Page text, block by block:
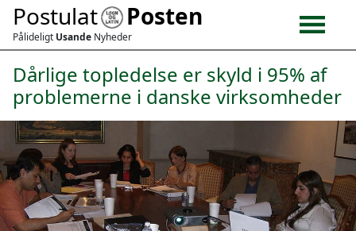
Postulat Posten
Pålideligt Usande Nyheder
Dårlige topledelse er skyld i 95% af
problemerne i danske virksomheder